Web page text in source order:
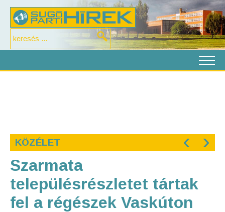
KÖZÉLET ‹ ›
Szarmata
településrészletet tártak
fel a régészek Vaskúton